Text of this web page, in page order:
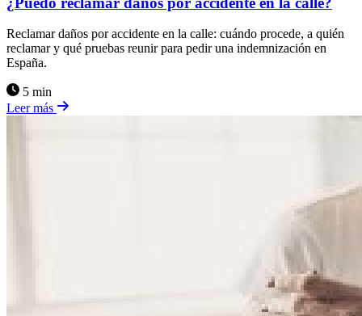
Reclamar daños por accidente en la calle: cuándo procede, a quién
reclamar y qué pruebas reunir para pedir una indemnización en
España.
5 min
Leer más